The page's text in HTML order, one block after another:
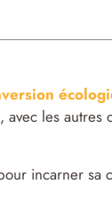
les autres
incarner sa